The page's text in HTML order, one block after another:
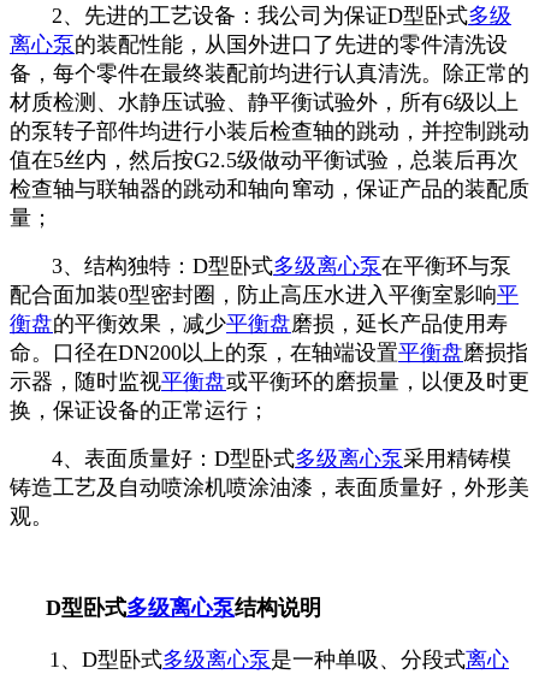
2、先进的工艺设备：我公司为保证D型卧式多级
离心泵的装配性能，从国外进口了先进的零件清洗设
备，每个零件在最终装配前均进行认真清洗。除正常的
材质检测、水静压试验、静平衡试验外，所有6级以上
的泵转子部件均进行小装后检查轴的跳动，并控制跳动
值在5丝内，然后按G2.5级做动平衡试验，总装后再次
检查轴与联轴器的跳动和轴向窜动，保证产品的装配质
量；
3、结构独特：D型卧式多级离心泵在平衡环与泵
配合面加装0型密封圈，防止高压水进入平衡室影响平
衡盘的平衡效果，减少平衡盘磨损，延长产品使用寿
命。口径在DN200以上的泵，在轴端设置平衡盘磨损指
示器，随时监视平衡盘或平衡环的磨损量，以便及时更
换，保证设备的正常运行；
4、表面质量好：D型卧式多级离心泵采用精铸模
铸造工艺及自动喷涂机喷涂油漆，表面质量好，外形美
观。
D型卧式多级离心泵结构说明
1、D型卧式多级离心泵是一种单吸、分段式离心